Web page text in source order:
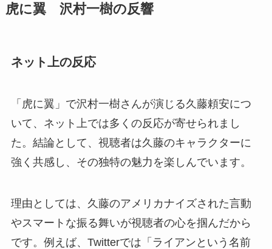
虎に翼 沢村一樹の反響
ネット上の反応
「虎に翼」で沢村一樹さんが演じる久藤頼安につ
いて、ネット上では多くの反応が寄せられまし
た。結論として、視聴者は久藤のキャラクターに
強く共感し、その独特の魅力を楽しんでいます。
理由としては、久藤のアメリカナイズされた言動
やスマートな振る舞いが視聴者の心を掴んだから
です。例えば、Twitterでは「ライアンという名前